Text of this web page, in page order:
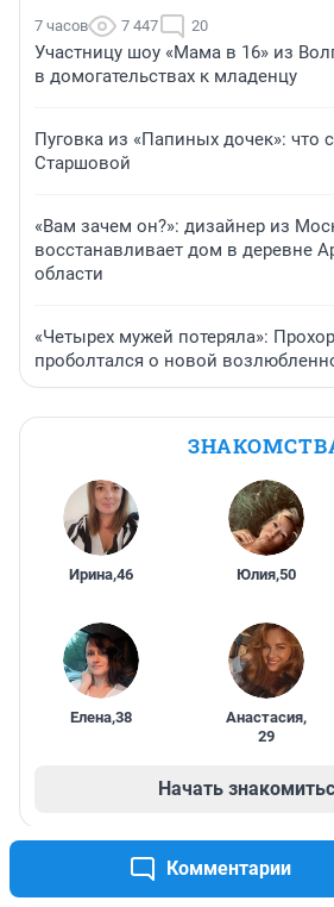
Комментарии
7 часов 7 447 20
Участницу шоу «Мама в 16» из
в домогательствах к младенцу
Пуговка из «Папиных дочек»: что
Старшовой
«Вам зачем он?»: дизайнер из
восстанавливает дом в деревне
области
«Четырех мужей потеряла»:
проболтался о новой
Ирина,46 Юлия,50
Елена,38 Анастасия,
29
Начать
ПРОМОКОДЫ